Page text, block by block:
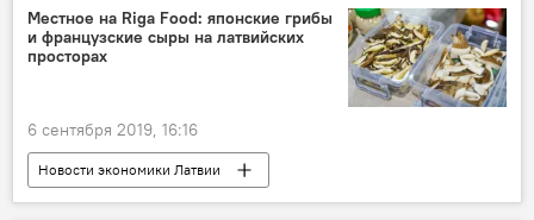
Россия
Никита Данюк
Местное на Riga Food: японские грибы
и французские сыры на латвийских
просторах
6 сентября 2019, 16:16
Новости экономики Латвии
выставка Riga Food
Рига
Латвия